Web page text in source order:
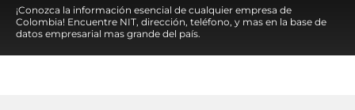
¡Conozca la información esencial de cualquier empresa de
Colombia! Encuentre NIT, dirección, teléfono, y mas en la base de
datos empresarial mas grande del país.